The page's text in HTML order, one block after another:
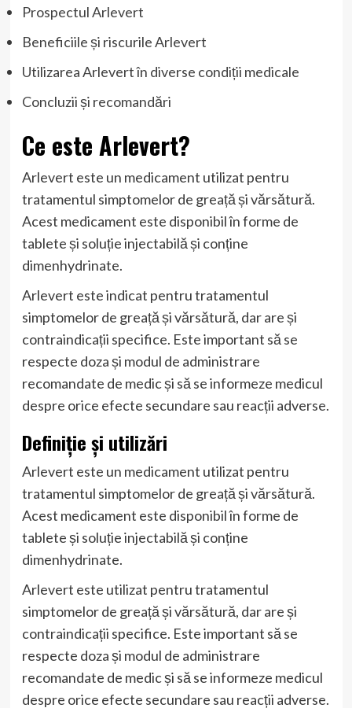
Prospectul Arlevert
Beneficiile și riscurile Arlevert
Utilizarea Arlevert în diverse condiții medicale
Concluzii și recomandări
Ce este Arlevert?
Arlevert este un medicament utilizat pentru
tratamentul simptomelor de greață și vărsătură.
Acest medicament este disponibil în forme de
tablete și soluție injectabilă și conține
dimenhydrinate.
Arlevert este indicat pentru tratamentul
simptomelor de greață și vărsătură, dar are și
contraindicații specifice. Este important să se
respecte doza și modul de administrare
recomandate de medic și să se informeze medicul
despre orice efecte secundare sau reacții adverse.
Definiție și utilizări
Arlevert este un medicament utilizat pentru
tratamentul simptomelor de greață și vărsătură.
Acest medicament este disponibil în forme de
tablete și soluție injectabilă și conține
dimenhydrinate.
Arlevert este utilizat pentru tratamentul
simptomelor de greață și vărsătură, dar are și
contraindicații specifice. Este important să se
respecte doza și modul de administrare
recomandate de medic și să se informeze medicul
despre orice efecte secundare sau reacții adverse.